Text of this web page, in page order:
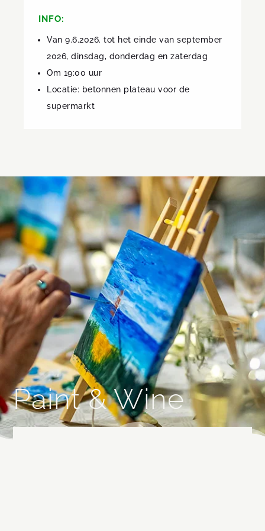
INFO:
Van 9.6.2026. tot het einde van september
2026, dinsdag, donderdag en zaterdag
Om 19:00 uur
Locatie: betonnen plateau voor de
supermarkt
Paint & Wine